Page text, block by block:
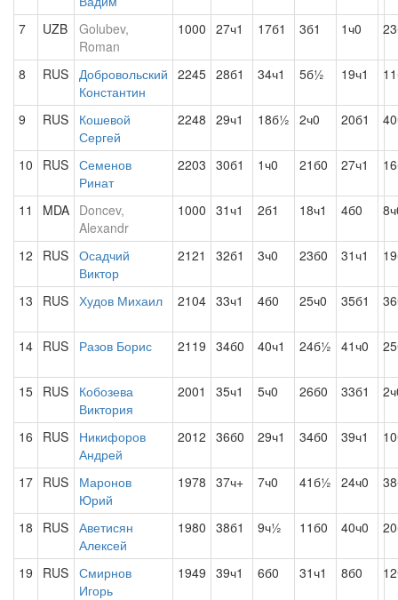
7 UZB
Golubev,
Roman
1000 27ч1 17б1 3б1 1ч0
8 RUS Добровольский
Константин
2245 28б1 34ч1 5б½ 19ч1
9 RUS
Кошевой
Сергей
2248 29ч1 18б½ 2ч0 20б1
10 RUS Семенов
Ринат
2203 30б1 1ч0 21б0 27ч1
11 MDA Doncev,
Alexandr
1000 31ч1 2б1 18ч1 4б0
12 RUS Осадчий
Виктор
2121 32б1 3ч0 23б0 31ч1
13 RUS Худов Михаил 2104 33ч1 4б0 25ч0 35б1
14 RUS Разов Борис 2119 34б0 40ч1 24б½ 41ч0
15 RUS
Кобозева
Виктория
2001 35ч1 5ч0 26б0 33б1
16 RUS
Никифоров
Андрей
2012 36б0 29ч1 34б0 39ч1
17 RUS
Маронов
Юрий
1978 37ч+ 7ч0 41б½ 24ч0
18 RUS Аветисян
Алексей
1980 38б1 9ч½ 11б0 40ч0
19 RUS Смирнов
Игорь
1949 39ч1 6б0 31ч1 8б0